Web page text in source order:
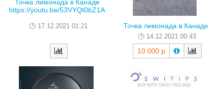
Точка лимонада в Канаде
https://youtu.be/53VYQt0bZ1A
17.12.2021 01:21 Точка лимонада в Канаде
14.12.2021 00:43
10 000 р